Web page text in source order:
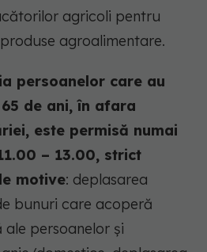
agricoli pentru
agroalimentare.
persoanelor care au
de ani, în afara
este permisă numai
– 13.00, strict
motive: deplasarea
bunuri care acoperă
ale persoanelor și